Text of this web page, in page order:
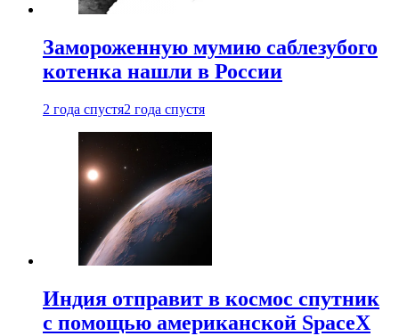
Замороженную мумию саблезубого
котенка нашли в России
2 года спустя2 года спустя
Индия отправит в космос спутник
с помощью американской SpaceX